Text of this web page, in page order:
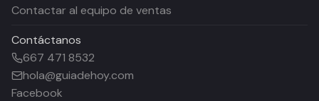
Contactar al equipo de ventas
Contáctanos
667 471 8532
hola@guiadehoy.com
Facebook